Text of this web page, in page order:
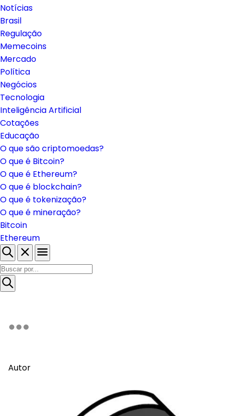
Notícias
Brasil
Regulação
Memecoins
Mercado
Política
Negócios
Tecnologia
Inteligência Artificial
Cotações
Educação
O que são criptomoedas?
O que é Bitcoin?
O que é Ethereum?
O que é blockchain?
O que é tokenização?
O que é mineração?
Bitcoin
Ethereum
Autor